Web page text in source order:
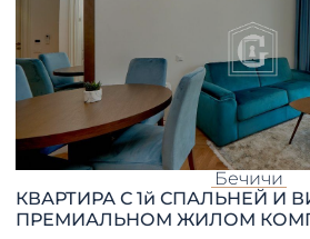
Бечичи
КВАРТИРА С 1й СПАЛЬНЕЙ И
ПРЕМИАЛЬНОМ ЖИЛОМ